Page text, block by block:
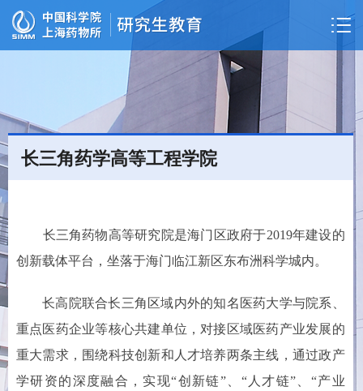
长三角药学高等工程学院
长三角药物高等研究院是海门区政府于2019年建设的
创新载体平台，坐落于海门临江新区东布洲科学城内。
长高院联合长三角区域内外的知名医药大学与院系、
重点医药企业等核心共建单位，对接区域医药产业发展的
重大需求，围绕科技创新和人才培养两条主线，通过政产
学研资的深度融合，实现“创新链”、“人才链”、“产业